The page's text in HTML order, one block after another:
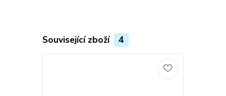
Související zboží 4